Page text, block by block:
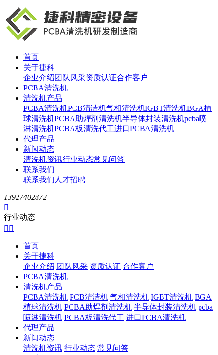
首页
关于捷科
企业介绍团队风采资质认证合作客户
PCBA清洗机
清洗机产品
PCBA清洗机PCB清洁机气相清洗机IGBT清洗机BGA植
球清洗机PCBA助焊剂清洗机半导体封装清洗机pcba喷
淋清洗机PCBA板清洗代工进口PCBA清洗机
代理产品
新闻动态
清洗机资讯行业动态常见问答
联系我们
联系我们 人才招聘
13927402872

行业动态
 
首页
关于捷科
企业介绍 团队风采 资质认证 合作客户
PCBA清洗机
清洗机产品
PCBA清洗机 PCB清洁机 气相清洗机 IGBT清洗机 BGA
植球清洗机 PCBA助焊剂清洗机 半导体封装清洗机 pcba
喷淋清洗机 PCBA板清洗代工 进口PCBA清洗机
代理产品
新闻动态
清洗机资讯 行业动态 常见问答